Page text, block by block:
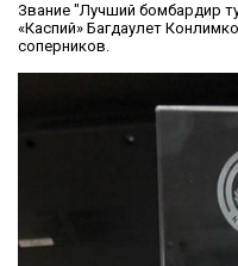
Звание "Лучший бомбардир
«Каспий» Багдаулет
соперников.